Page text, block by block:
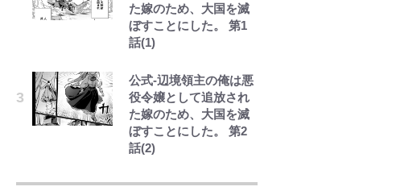
た嫁のため、大国を滅
ぼすことにした。 第1
話(1)
公式-辺境領主の俺は悪
役令嬢として追放され
た嫁のため、大国を滅
ぼすことにした。 第2
話(2)
ていた!?『SLAM